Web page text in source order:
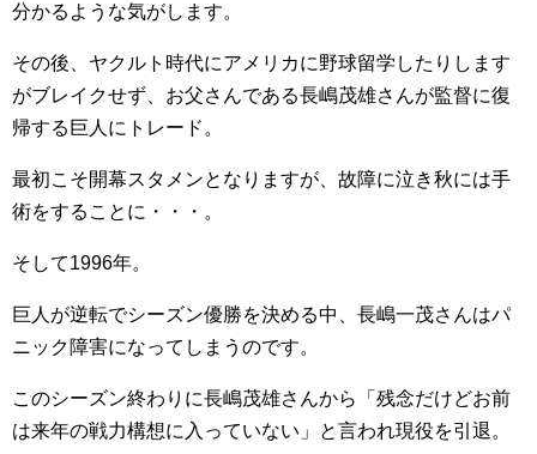
分かるような気がします。
その後、ヤクルト時代にアメリカに野球留学したりします
がブレイクせず、お父さんである長嶋茂雄さんが監督に復
帰する巨人にトレード。
最初こそ開幕スタメンとなりますが、故障に泣き秋には手
術をすることに・・・。
そして1996年。
巨人が逆転でシーズン優勝を決める中、長嶋一茂さんはパ
ニック障害になってしまうのです。
このシーズン終わりに長嶋茂雄さんから「残念だけどお前
は来年の戦力構想に入っていない」と言われ現役を引退。